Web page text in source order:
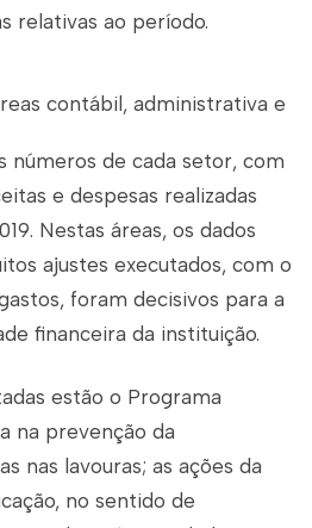
relativas ao período.
contábil, administrativa e
números de cada setor, com
e despesas realizadas
Nestas áreas, os dados
ajustes executados, com o
foram decisivos para a
financeira da instituição.
estão o Programa
na prevenção da
nas lavouras; as ações da
no sentido de